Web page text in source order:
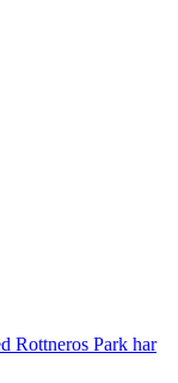
Rottneros Park har